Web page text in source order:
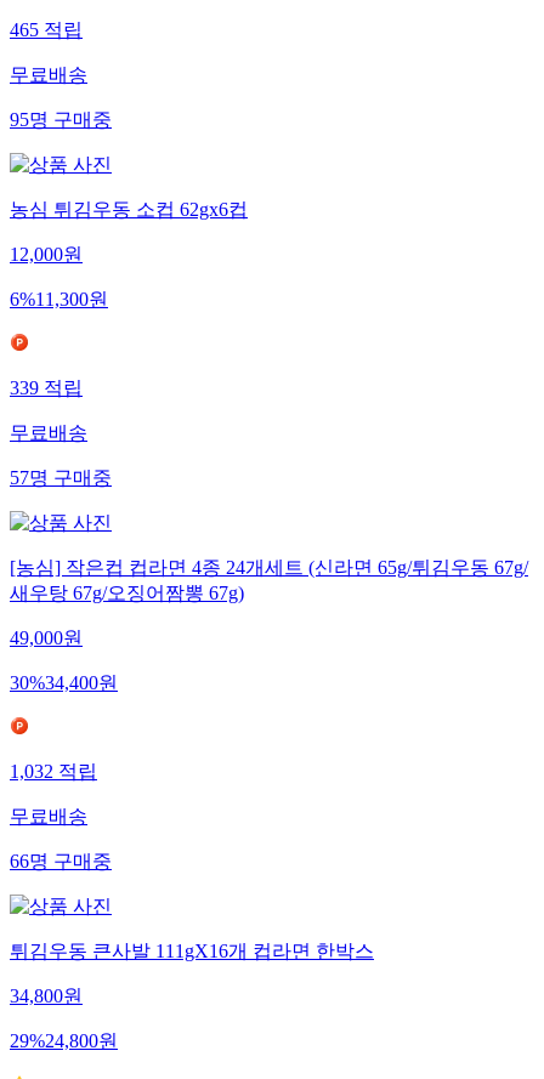
465적립
무료배송
95명구매중
농심 튀김우동 소컵 62gx6컵
12,000원
6%11,300원
339적립
무료배송
57명구매중
[농심] 작은컵 컵라면 4종 24개세트 (신라면 65g/튀김우동 67g/
새우탕 67g/오징어짬뽕 67g)
49,000원
30%34,400원
1,032적립
무료배송
66명구매중
튀김우동 큰사발 111gX16개 컵라면 한박스
34,800원
29%24,800원